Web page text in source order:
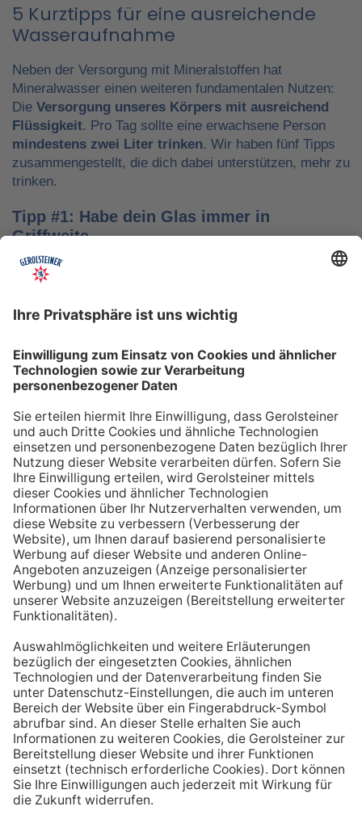
5 Kurztipps für eine ausreichende
Wasseraufnahme
Neben der Versorgung mit Mineralstoffen hat
Mineralwasser einen weiteren fundamentalen Nutzen:
Die Versorgung unseres Körpers mit ausreichend
Flüssigkeit. Pro Tag sollte eine erwachsene Person
mindestens zwei Liter trinken. Wir haben fünf Tipps
zusammengestellt, die dich dabei unterstützen, mehr zu
trinken.
Tipp #1: Habe dein Glas immer in
Griffweite
Ob bei der Arbeit oder während der Freizeit: Wasser
nicht vergisst. Denke daran, auch unterwegs immer
etwas Wasser dabei zu haben. Kleine PET-Flaschen mit
hinnehmen.
Tipp #2: Trinke direkt nach dem Aufstehen
Über Nacht verliert dein Körper Flüssigkeit. Um gut in
den Tag zu starten, solltest du deshalb direkt nach dem
Aufstehen ein großes Glas Wasser trinken. Stelle dir
zum Beispiel eine Flasche Mineralwasser direkt ans
Bett, damit du dieses kleine Morgenritual sofort
durchführen kannst.
Tipp #3: Vor und während jeder Mahlzeit
ein Glas Wasser trinken
Dadurch verknüpfst du das Trinken mit einem Ereignis.
einer Mahlzeit trinken, unterstützt du außerdem die
Produktion von Verdauungssäften. Zusätzlich fördert
das Trinken während des Essens das Sättigungsgefühl.
Tipp #4: Peppe dein Wasser auf
Wenn dir der Geschmack von purem Mineralwasser
nicht reichen sollte, dann kannst du deine Getränke mit
einfachen Mitteln verfeinern. Mische dir einfach